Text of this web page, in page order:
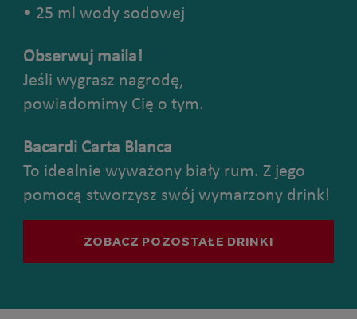
• 25 ml wody sodowej
Obserwuj maila!
Jeśli wygrasz nagrodę,
powiadomimy Cię o tym.
Bacardi Carta Blanca
To idealnie wyważony biały rum. Z jego
pomocą stworzysz swój wymarzony drink!
ZOBACZ POZOSTAŁE DRINKI